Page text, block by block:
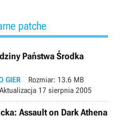
patche
Państwa Środka
GIER Rozmiar: 13.6 MB
Aktualizacja 17 sierpnia 2005
Assault on Dark Athena